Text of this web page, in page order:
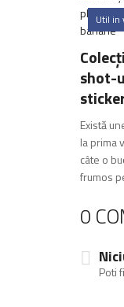
Util in
shot-
Există
la prima
câte o
frumos
0
Poti